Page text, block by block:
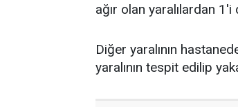
ağır olan yaralılardan
Diğer yaralının
yaralının tespit edilip